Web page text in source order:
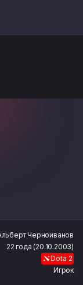
Черноиванов
22 года (20.10.2003)
Dota 2
Игрок